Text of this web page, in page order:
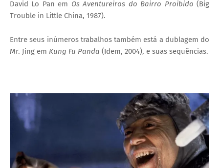
David Lo Pan em Os Aventureiros do Bairro Proibido(Big
Trouble in Little China, 1987).
Entre seus inúmeros trabalhos também está a dublagem do
Mr. Jing em Kung Fu Panda (Idem, 2004), e suas sequências.